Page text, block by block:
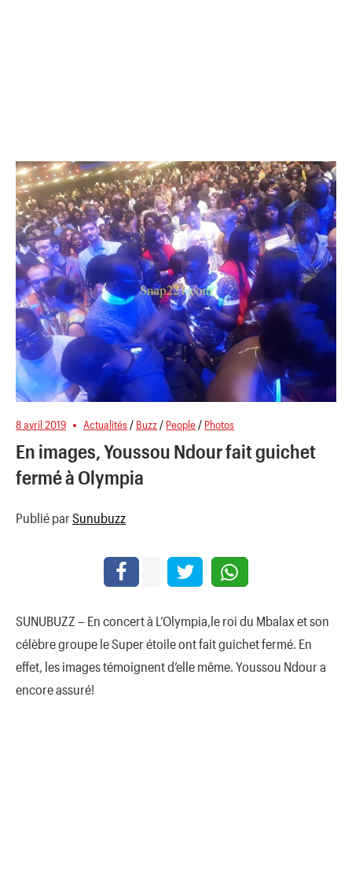
8 avril 2019 Actualités / Buzz / People / Photos
En images, Youssou Ndour fait guichet
fermé à Olympia
Publié par Sunubuzz
SUNUBUZZ – En concert à L’Olympia,le roi du Mbalax et son
célèbre groupe le Super étoile ont fait guichet fermé. En
effet, les images témoignent d’elle même. Youssou Ndour a
encore assuré!